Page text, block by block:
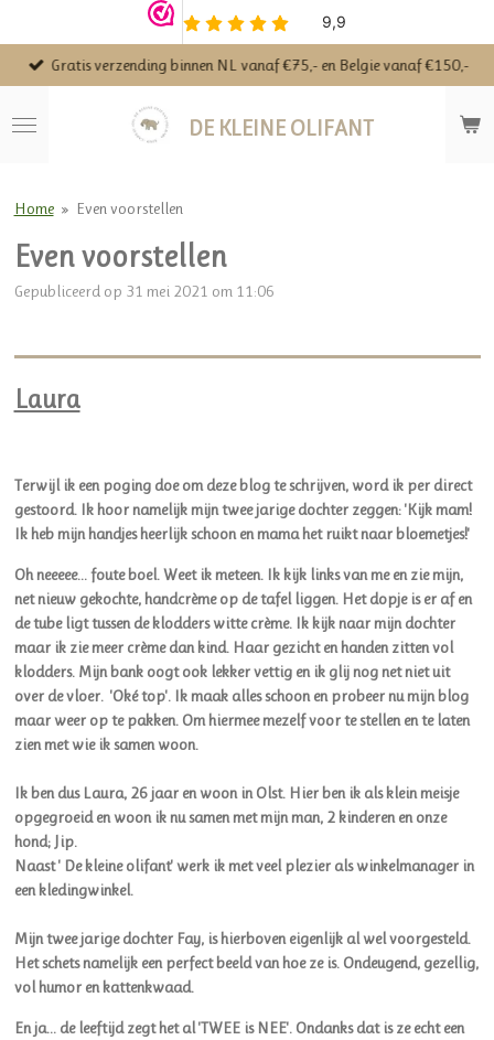
direct
naar
hoofdinhoud
DE KLEINE OLIFANT
Gratis verzending binnen NL vanaf €75,- en Belgie vanaf €150,-
Home » Even voorstellen
Even voorstellen
Gepubliceerd op 31 mei 2021 om 11:06
Laura
Terwijl ik een poging doe om deze blog te schrijven, word ik per direct
gestoord. Ik hoor namelijk mijn twee jarige dochter zeggen: 'Kijk mam!
Ik heb mijn handjes heerlijk schoon en mama het ruikt naar bloemetjes!'
Oh neeeee... foute boel. Weet ik meteen. Ik kijk links van me en zie mijn,
net nieuw gekochte, handcrème op de tafel liggen. Het dopje is er af en
de tube ligt tussen de klodders witte crème. Ik kijk naar mijn dochter
maar ik zie meer crème dan kind. Haar gezicht en handen zitten vol
klodders. Mijn bank oogt ook lekker vettig en ik glij nog net niet uit
over de vloer. 'Oké top'. Ik maak alles schoon en probeer nu mijn blog
maar weer op te pakken. Om hiermee mezelf voor te stellen en te laten
zien met wie ik samen woon.
Ik ben dus Laura, 26 jaar en woon in Olst. Hier ben ik als klein meisje
opgegroeid en woon ik nu samen met mijn man, 2 kinderen en onze
hond; Jip.
Naast ' De kleine olifant' werk ik met veel plezier als winkelmanager in
een kledingwinkel.
Mijn twee jarige dochter Fay, is hierboven eigenlijk al wel voorgesteld.
Het schets namelijk een perfect beeld van hoe ze is. Ondeugend, gezellig,
vol humor en kattenkwaad.
En ja... de leeftijd zegt het al 'TWEE is NEE'. Ondanks dat is ze echt een